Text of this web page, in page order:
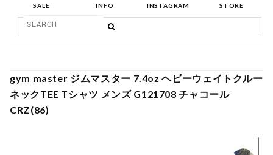
SALE INFO INSTAGRAM STORE
gym master ジムマスター 7.4oz ヘビーウェイトクルー
ネックTEE Tシャツ メンズ G121708 チャコール
CRZ(86)